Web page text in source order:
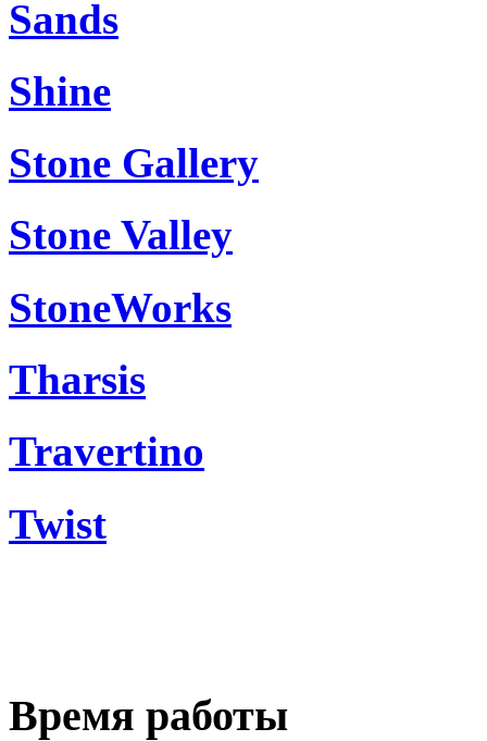
Sands
Shine
Stone Gallery
Stone Valley
StoneWorks
Tharsis
Travertino
Twist
Время работы